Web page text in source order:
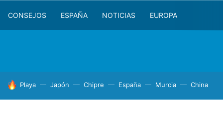
CONSEJOS ESPAÑA NOTICIAS EUROPA
HOY SE HABLA DE
Playa Japón Chipre España Murcia China